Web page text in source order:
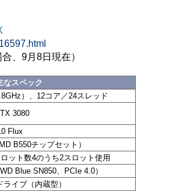
、9月8日現在）
なスペック
）、12コア／24スレッド
3080
Flux
B550チップセット）
ット数4のうち2スロット使用
Blue SN850、PCIe 4.0）
イブ（内蔵型）